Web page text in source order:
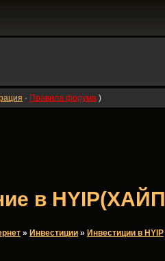
· Правила форума )
в
» Инвестиции » Инвестиции в HYIP